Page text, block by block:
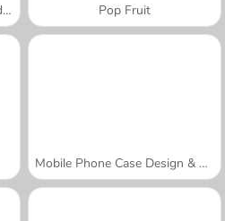
Tarte Tatin : École de cuisine de Sara Pop Fruit
Mobile Phone Case Design & DIY